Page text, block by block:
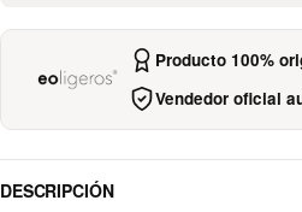
Producto 100%
Vendedor oficial
DESCRIPCIÓN